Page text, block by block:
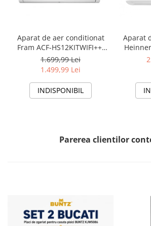
Aparat de aer conditionat
Fram ACF-HS12KITWIFI++,
12000 BTU, Wifi, Kit
instalare inclus, Functie
Sleep, Clasa A++
1.699,99 Lei
1.499,99 Lei
INDISPONIBIL
Aparat
Wi-Fi,
Parerea clientilor